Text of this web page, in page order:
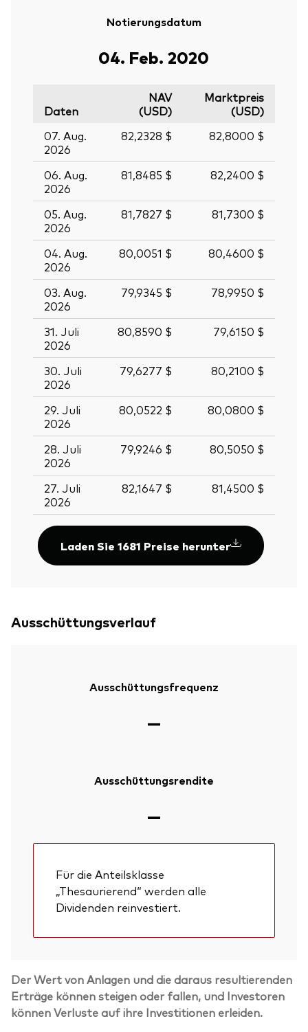
Notierungsdatum
04. Feb. 2020
Daten
NAV
(USD)
Marktpreis
(USD)
07. Aug.
2026
82,2328 $ 82,8000 $
06. Aug.
2026
81,8485 $ 82,2400 $
05. Aug.
2026
81,7827 $ 81,7300 $
04. Aug.
2026
80,0051 $ 80,4600 $
03. Aug.
2026
79,9345 $ 78,9950 $
31. Juli
2026
80,8590 $ 79,6150 $
30. Juli
2026
79,6277 $ 80,2100 $
29. Juli
2026
80,0522 $ 80,0800 $
28. Juli
2026
79,9246 $ 80,5050 $
27. Juli
2026
82,1647 $ 81,4500 $
Laden Sie 1681 Preise herunter
Ausschüttungsverlauf
Ausschüttungsfrequenz
—
Ausschüttungsrendite
—
Für die Anteilsklasse
„Thesaurierend“ werden alle
Dividenden reinvestiert.
Der Wert von Anlagen und die daraus resultierenden
Erträge können steigen oder fallen, und Investoren
können Verluste auf ihre Investitionen erleiden.